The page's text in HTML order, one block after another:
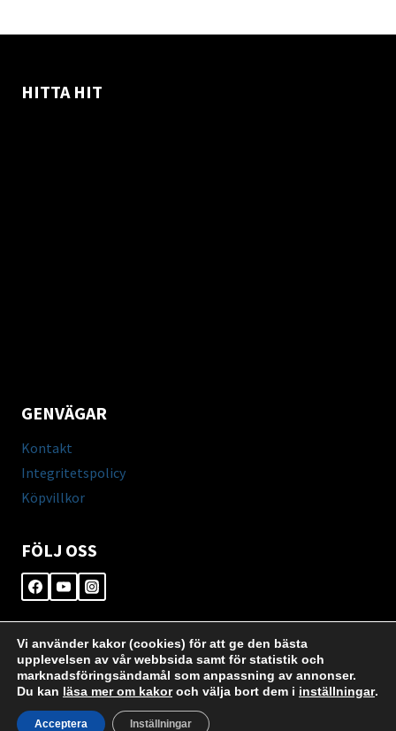
HITTA HIT
GENVÄGAR
Kontakt
Integritetspolicy
Köpvillkor
FÖLJ OSS
© 2026 Samuelssons Hyr- & Trädgårdsmaskiner -
WordPress Theme byKadence WP
Vi använder kakor (cookies) för att ge den bästa
upplevelsen av vår webbsida samt för statistik och
marknadsföringsändamål som anpassning av annonser.
Du kan läsa mer om kakoroch välja bort dem i inställningar.
Acceptera Inställningar